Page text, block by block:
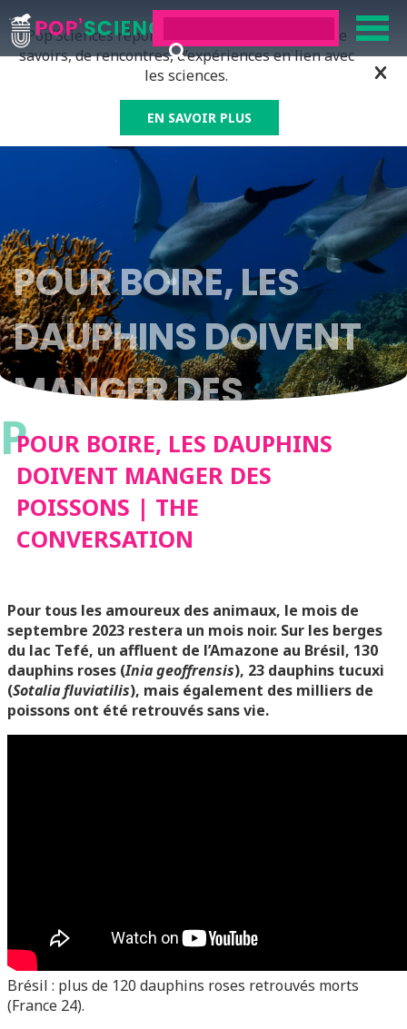
Pop’Sciences répond à tous ceux qui ont soif de
savoirs, de rencontres, d’expériences en lien avec
les sciences.
EN SAVOIR PLUS
POUR BOIRE, LES
DAUPHINS DOIVENT
MANGER DES
POISSONS | THE
CONVERSATION
PPOUR BOIRE, LES DAUPHINS
DOIVENT MANGER DES
POISSONS | THE
CONVERSATION
Pour tous les amoureux des animaux, le mois de
septembre 2023 restera un mois noir. Sur les berges
du lac Tefé, un affluent de l’Amazone au Brésil, 130
dauphins roses (Inia geoffrensis), 23 dauphins tucuxi
(Sotalia fluviatilis), mais également des milliers de
poissons ont été retrouvés sans vie.
Brésil : plus de 120 dauphins roses retrouvés morts
(France 24).